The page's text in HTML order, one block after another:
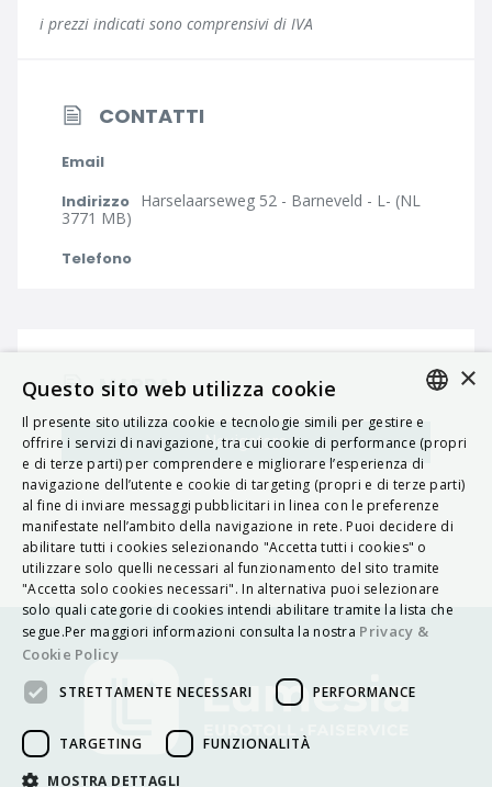
i prezzi indicati sono comprensivi di IVA
CONTATTI
Email
Indirizzo Harselaarseweg 52 - Barneveld - L- (NL
3771 MB)
Telefono
MAPPA
Navigatore ITALIAN
ENGLISH
FRENCH
HUNGARIAN
DEUTSCH
POLSKI
PORTUGUÊS
×
Questo sito web utilizza cookie
Il presente sito utilizza cookie e tecnologie simili per gestire e
offrire i servizi di navigazione, tra cui cookie di performance (propri
e di terze parti) per comprendere e migliorare l’esperienza di
navigazione dell’utente e cookie di targeting (propri e di terze parti)
al fine di inviare messaggi pubblicitari in linea con le preferenze
manifestate nell’ambito della navigazione in rete. Puoi decidere di
abilitare tutti i cookies selezionando "Accetta tutti i cookies" o
utilizzare solo quelli necessari al funzionamento del sito tramite
"Accetta solo cookies necessari". In alternativa puoi selezionare
solo quali categorie di cookies intendi abilitare tramite la lista che
segue.Per maggiori informazioni consulta la nostra Privacy &
Cookie Policy
STRETTAMENTE NECESSARI PERFORMANCE
TARGETING FUNZIONALITÀ
MOSTRA DETTAGLI